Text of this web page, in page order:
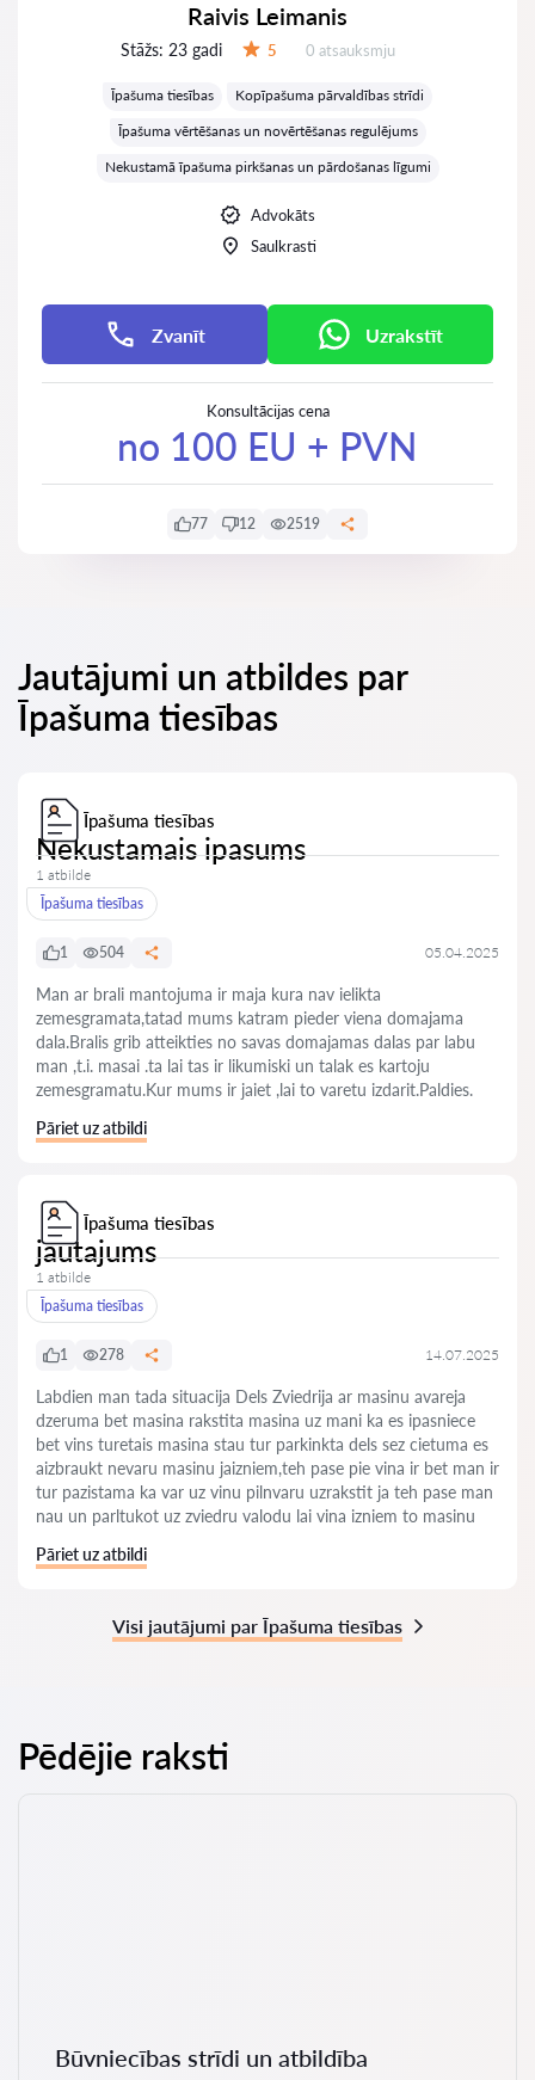
Raivis Leimanis
Stāžs: 23 gadi 5 Atsauksmes:
0 atsauksmju
Īpašuma tiesības
Kopīpašuma pārvaldības strīdi
Īpašuma vērtēšanas un novērtēšanas regulējums
Nekustamā īpašuma pirkšanas un pārdošanas līgumi
Advokāts
Saulkrasti
Zvanīt Uzrakstīt
Konsultācijas cena
no 100 EU + PVN
77 12 2519
Jautājumi un atbildes par
Īpašuma tiesības
Īpašuma tiesības
Nekustamais ipasums
1 atbilde
Īpašuma tiesības
1 504 05.04.2025
Man ar brali mantojuma ir maja kura nav ielikta
zemesgramata,tatad mums katram pieder viena domajama
dala.Bralis grib atteikties no savas domajamas dalas par labu
man ,t.i. masai .ta lai tas ir likumiski un talak es kartoju
zemesgramatu.Kur mums ir jaiet ,lai to varetu izdarit.Paldies.
Pāriet uz atbildi
Īpašuma tiesības
jautajums
1 atbilde
Īpašuma tiesības
1 278 14.07.2025
Labdien man tada situacija Dels Zviedrija ar masinu avareja
dzeruma bet masina rakstita masina uz mani ka es ipasniece
bet vins turetais masina stau tur parkinkta dels sez cietuma es
aizbraukt nevaru masinu jaizniem,teh pase pie vina ir bet man ir
tur pazistama ka var uz vinu pilnvaru uzrakstit ja teh pase man
nau un parltukot uz zviedru valodu lai vina izniem to masinu
Pāriet uz atbildi
Visi jautājumi par Īpašuma tiesības
Pēdējie raksti
Būvniecības strīdi un atbildība